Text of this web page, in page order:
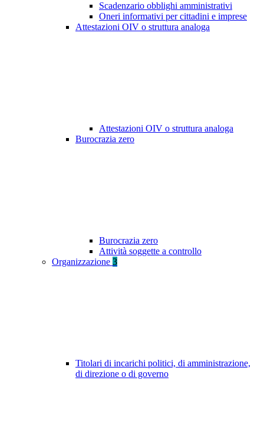
Scadenzario obblighi amministrativi
Oneri informativi per cittadini e imprese
Attestazioni OIV o struttura analoga
Attestazioni OIV o struttura analoga
Burocrazia zero
Burocrazia zero
Attività soggette a controllo
Organizzazione 3
Titolari di incarichi politici, di amministrazione,
di direzione o di governo